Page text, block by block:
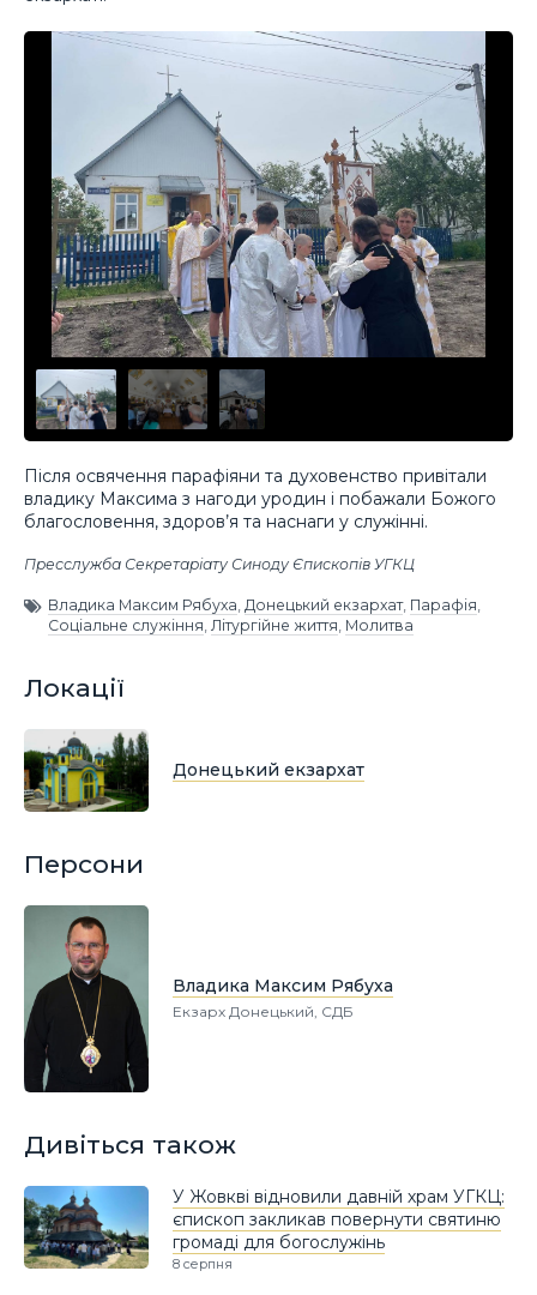
Після освячення парафіяни та духовенство привітали
владику Максима з нагоди уродин і побажали Божого
благословення, здоров’я та наснаги у служінні.
Пресслужба Секретаріату Синоду Єпископів УГКЦ
Владика Максим Рябуха Донецький екзархат, Парафія
Соціальне служіння Літургійне життя Молитва
Локації
Донецький екзархат
Персони
Владика Максим Рябуха
Екзарх Донецький, СДБ
Дивіться також
У Жовкві відновили давній храм УГКЦ:
єпископ закликав повернути святиню
громаді для богослужінь
8 серпня